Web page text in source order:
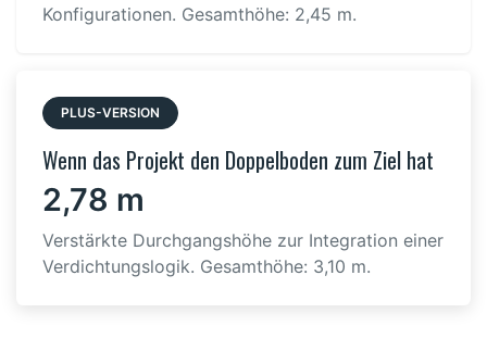
Konfigurationen. Gesamthöhe: 2,45 m.
PLUS-VERSION
Wenn das Projekt den Doppelboden zum Ziel hat
2,78 m
Verstärkte Durchgangshöhe zur Integration einer
Verdichtungslogik. Gesamthöhe: 3,10 m.